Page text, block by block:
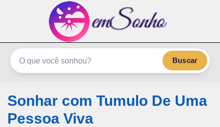
emSonho.com
Os sonhos significam mais
Buscar
Sonhar com Tumulo De Uma
Pessoa Viva